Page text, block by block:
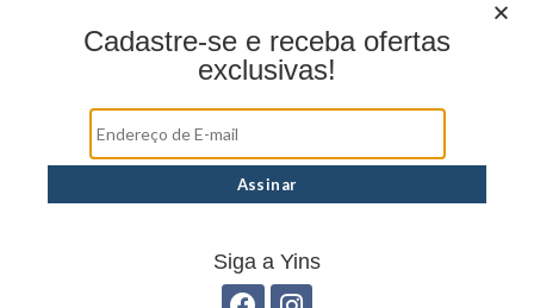
Cadastre-se e receba ofertas
exclusivas!
Siga a Yins